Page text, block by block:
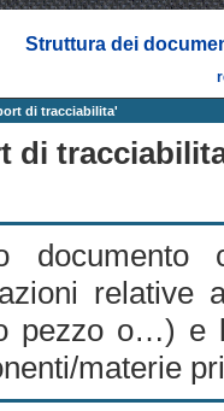
Struttura dei
di tracciabilita'
di
relative
pezzo o…) e
materie